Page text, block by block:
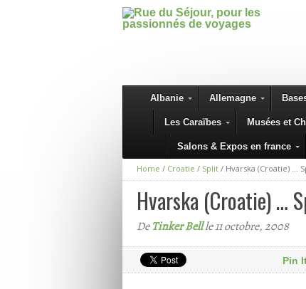
Albanie Allemagne
Les Caraïbes Musées et
Salons & Expos en france
Home / Croatie / Split / Hvarska (Croatie) …
Hvarska (Croatie) …
DeTinker Bellle 11 octobre, 2008
Pin